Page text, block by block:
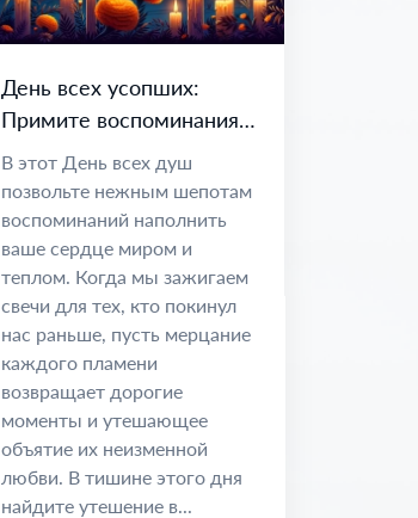
День всех усопших:
Примите воспоминания и
вечные узы
В этот День всех душ
позвольте нежным шепотам
воспоминаний наполнить
ваше сердце миром и
теплом. Когда мы зажигаем
свечи для тех, кто покинул
нас раньше, пусть мерцание
каждого пламени
возвращает дорогие
моменты и утешающее
объятие их неизменной
любви. В тишине этого дня
найдите утешение в...